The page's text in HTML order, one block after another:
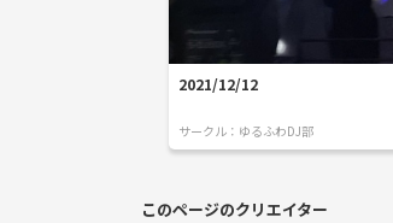
2021/12/12
サークル： ゆるふわDJ部
このページのクリエイター